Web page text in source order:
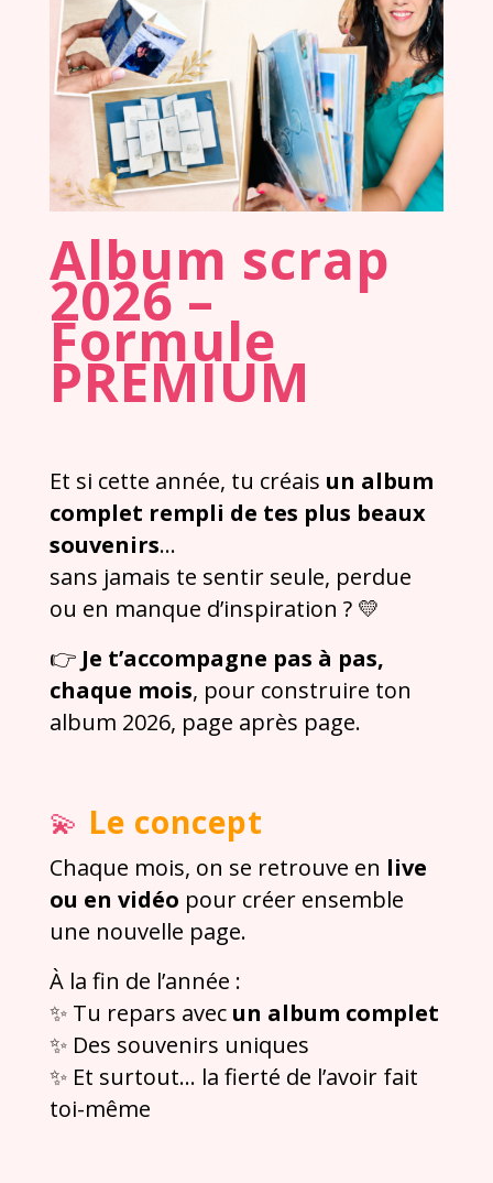
Album scrap
2026 –
Formule
PREMIUM
Et si cette année, tu créais un album
complet rempli de tes plus beaux
souvenirs…
sans jamais te sentir seule, perdue
ou en manque d’inspiration ? 💛
👉 Je t’accompagne pas à pas,
chaque mois, pour construire ton
album 2026, page après page.
💫 Le concept
Chaque mois, on se retrouve en live
ou en vidéo pour créer ensemble
une nouvelle page.
À la fin de l’année :
✨ Tu repars avec un album complet
✨ Des souvenirs uniques
✨ Et surtout… la fierté de l’avoir fait
toi-même